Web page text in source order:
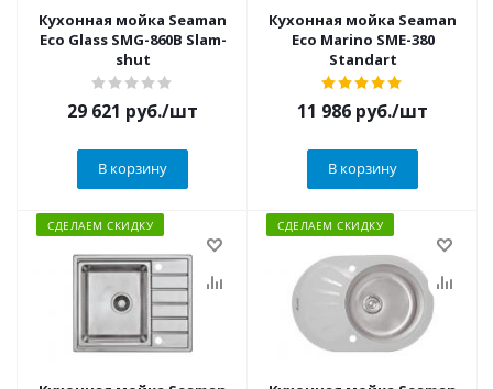
Кухонная мойка Seaman
Eco Glass SMG-860B Slam-
shut
29 621 руб./шт
В корзину
Кухонная мойка Seaman
Eco Marino SME-380
Standart
11 986 руб./шт
В корзину
СДЕЛАЕМ СКИДКУ СДЕЛАЕМ СКИДКУ